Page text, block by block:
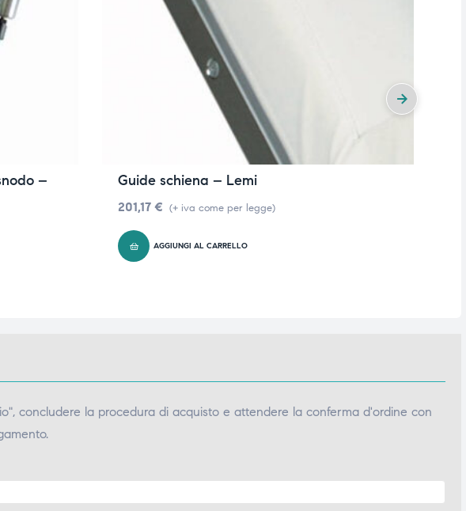
–
Guide schiena – Lemi
201,17 € (+ iva come per legge)
AGGIUNGI AL CARRELLO
concludere la procedura di acquisto e attendere la conferma d'ordine con